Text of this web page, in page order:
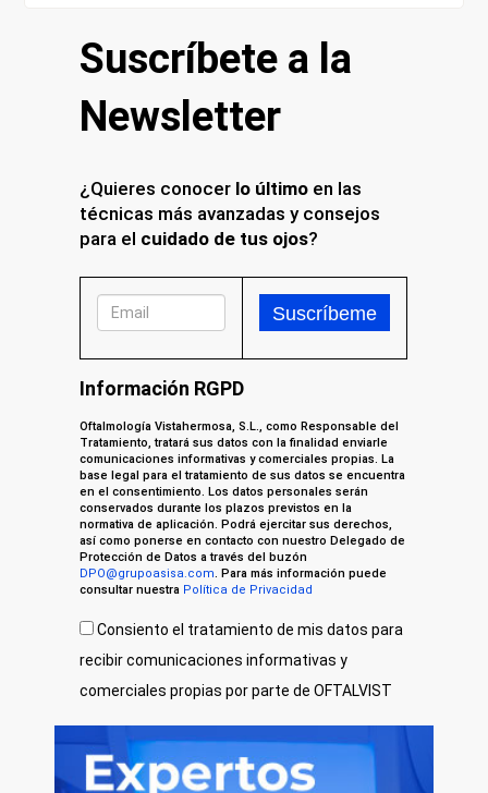
Suscríbete a la
Newsletter
¿Quieres conocer lo último en las
técnicas más avanzadas y consejos
para el cuidado de tus ojos?
Información RGPD
Oftalmología Vistahermosa, S.L., como Responsable del
Tratamiento, tratará sus datos con la finalidad enviarle
comunicaciones informativas y comerciales propias. La
base legal para el tratamiento de sus datos se encuentra
en el consentimiento. Los datos personales serán
conservados durante los plazos previstos en la
normativa de aplicación. Podrá ejercitar sus derechos,
así como ponerse en contacto con nuestro Delegado de
Protección de Datos a través del buzón
DPO@grupoasisa.com. Para más información puede
consultar nuestra Política de Privacidad
Consiento el tratamiento de mis datos para
recibir comunicaciones informativas y
comerciales propias por parte de OFTALVIST